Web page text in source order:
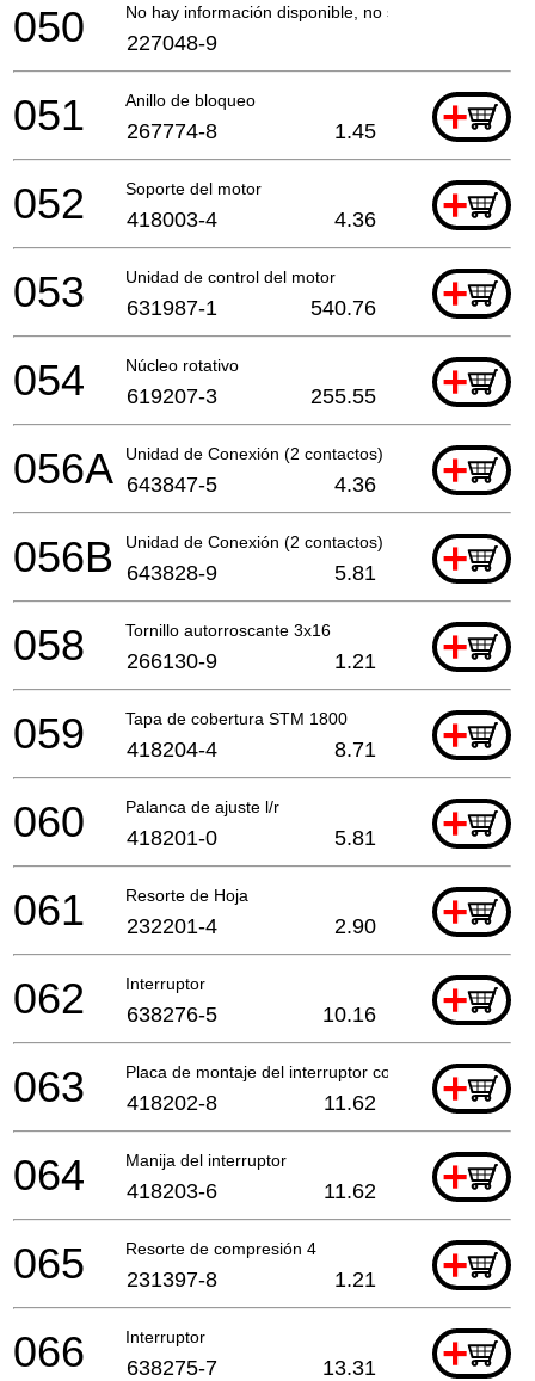
No hay información disponible, no se puede pedir
050 227048-9
Anillo de bloqueo +
051 267774-8 1.45
Soporte del motor +
052 418003-4 4.36
Unidad de control del motor +
053 631987-1 540.76
Núcleo rotativo +
054 619207-3 255.55
Unidad de Conexión (2 contactos) +
056A 643847-5 4.36
Unidad de Conexión (2 contactos) +
056B 643828-9 5.81
Tornillo autorroscante 3x16 +
058 266130-9 1.21
Tapa de cobertura STM 1800 +
059 418204-4 8.71
Palanca de ajuste l/r +
060 418201-0 5.81
Resorte de Hoja +
061 232201-4 2.90
Interruptor +
062 638276-5 10.16
Placa de montaje del interruptor compl. +
063 418202-8 11.62
Manija del interruptor +
064 418203-6 11.62
Resorte de compresión 4 +
065 231397-8 1.21
Interruptor +
066 638275-7 13.31